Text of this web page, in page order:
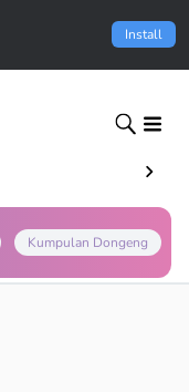
Install
Kumpulan Dongeng